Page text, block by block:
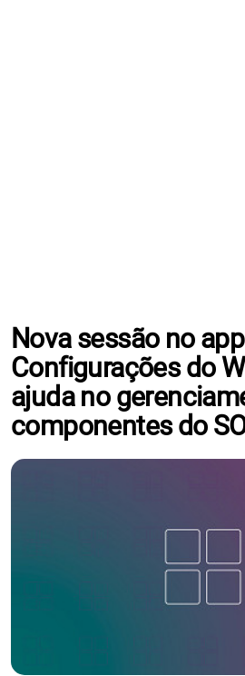
Nova sessão no app
Configurações do
ajuda no
componentes do